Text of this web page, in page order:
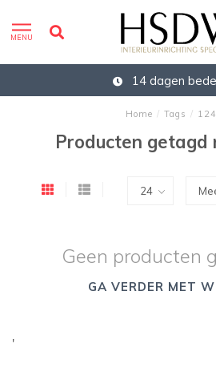
MENU
14 dagen
Home / Tags /
Producten getagd
Geen producten
GA VERDER MET
'